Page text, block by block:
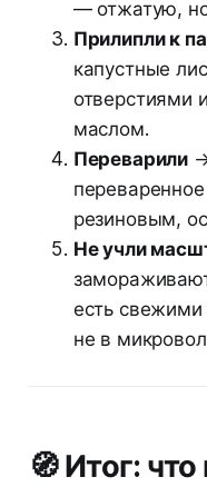
— отжатую,
Прилипли к
капустные
отверстиями
маслом.
Переварили
резиновым,
Не учли
есть свежими
не в
🧭 Итог: